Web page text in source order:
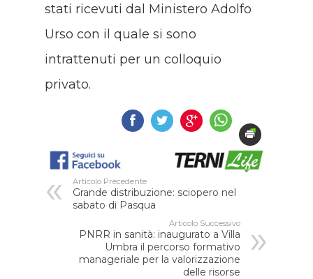
stati ricevuti dal Ministero Adolfo
Urso con il quale si sono
intrattenuti per un colloquio
privato.
Articolo Precedente
Grande distribuzione: sciopero nel
sabato di Pasqua
Articolo Successivo
PNRR in sanità: inaugurato a Villa
Umbra il percorso formativo
manageriale per la valorizzazione
delle risorse